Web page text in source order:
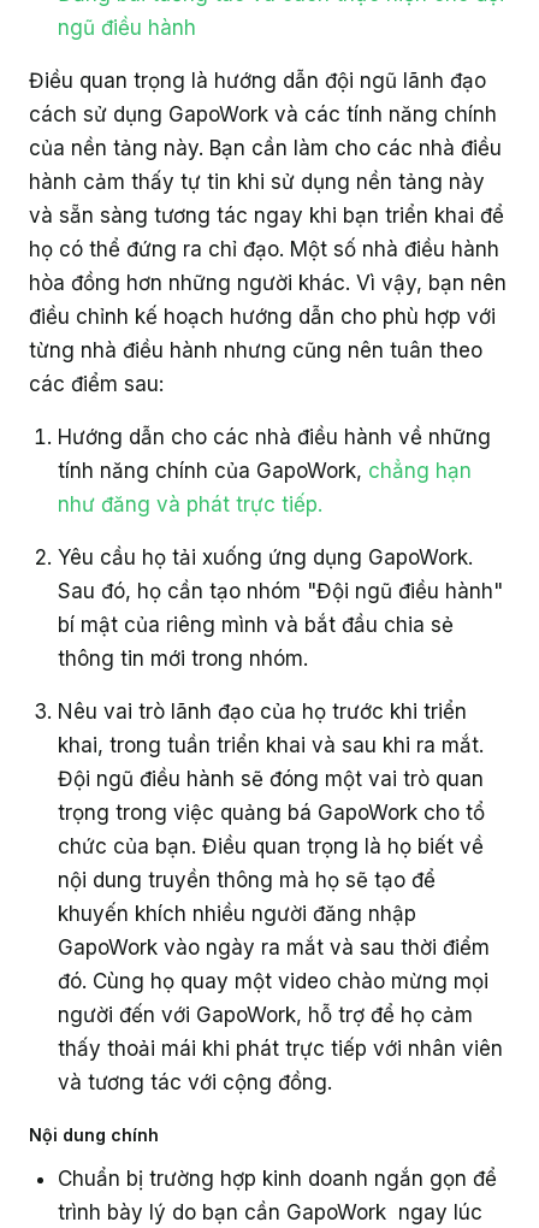
ngũ điều hành
Điều quan trọng là hướng dẫn đội ngũ lãnh đạo
cách sử dụng GapoWork và các tính năng chính
của nền tảng này. Bạn cần làm cho các nhà điều
hành cảm thấy tự tin khi sử dụng nền tảng này
và sẵn sàng tương tác ngay khi bạn triển khai để
họ có thể đứng ra chỉ đạo. Một số nhà điều hành
hòa đồng hơn những người khác. Vì vậy, bạn nên
điều chỉnh kế hoạch hướng dẫn cho phù hợp với
từng nhà điều hành nhưng cũng nên tuân theo
các điểm sau:
Hướng dẫn cho các nhà điều hành về những
tính năng chính của GapoWork, chẳng hạn
như đăng và phát trực tiếp.
Yêu cầu họ tải xuống ứng dụng GapoWork.
Sau đó, họ cần tạo nhóm "Đội ngũ điều hành"
bí mật của riêng mình và bắt đầu chia sẻ
thông tin mới trong nhóm.
Nêu vai trò lãnh đạo của họ trước khi triển
khai, trong tuần triển khai và sau khi ra mắt.
Đội ngũ điều hành sẽ đóng một vai trò quan
trọng trong việc quảng bá GapoWork cho tổ
chức của bạn. Điều quan trọng là họ biết về
nội dung truyền thông mà họ sẽ tạo để
khuyến khích nhiều người đăng nhập
GapoWork vào ngày ra mắt và sau thời điểm
đó. Cùng họ quay một video chào mừng mọi
người đến với GapoWork, hỗ trợ để họ cảm
thấy thoải mái khi phát trực tiếp với nhân viên
và tương tác với cộng đồng.
Nội dung chính
Chuẩn bị trường hợp kinh doanh ngắn gọn để
trình bày lý do bạn cần GapoWork ngay lúc